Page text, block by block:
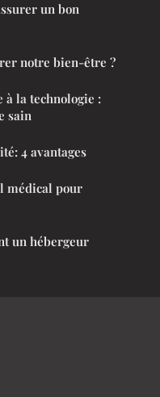
un bon
notre bien-être ?
à la technologie :
sain
4 avantages
médical pour
un hébergeur